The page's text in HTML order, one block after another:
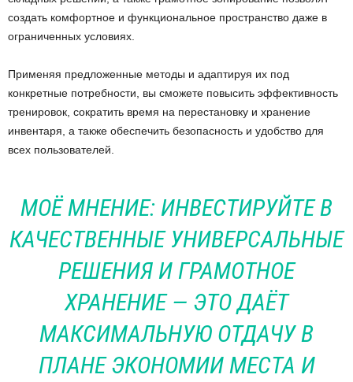
создать комфортное и функциональное пространство даже в
ограниченных условиях.
Применяя предложенные методы и адаптируя их под
конкретные потребности, вы сможете повысить эффективность
тренировок, сократить время на перестановку и хранение
инвентаря, а также обеспечить безопасность и удобство для
всех пользователей.
МОЁ МНЕНИЕ: ИНВЕСТИРУЙТЕ В
КАЧЕСТВЕННЫЕ УНИВЕРСАЛЬНЫЕ
РЕШЕНИЯ И ГРАМОТНОЕ
ХРАНЕНИЕ — ЭТО ДАЁТ
МАКСИМАЛЬНУЮ ОТДАЧУ В
ПЛАНЕ ЭКОНОМИИ МЕСТА И